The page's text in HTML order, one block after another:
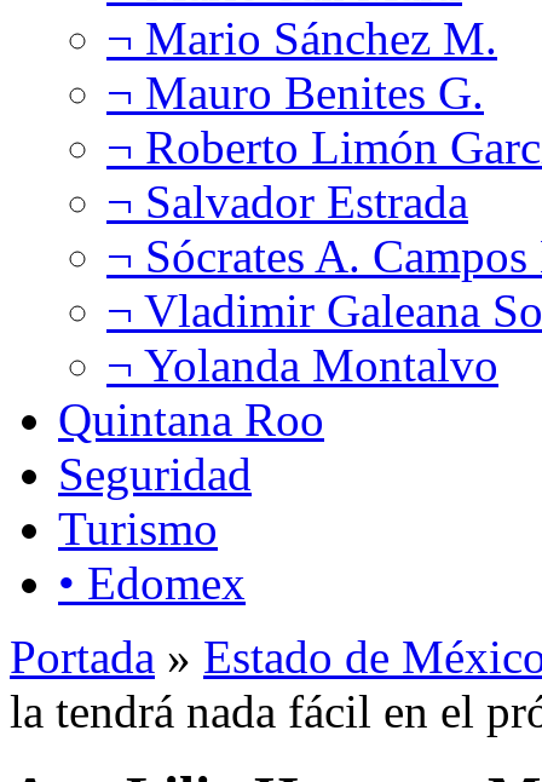
¬ Mario Sánchez M.
¬ Mauro Benites G.
¬ Roberto Limón
¬ Salvador Estrada
¬ Sócrates A.
¬ Vladimir Galeana
¬ Yolanda Montalvo
Quintana Roo
Seguridad
Turismo
• Edomex
Portada » Estado de
la tendrá nada fácil en el